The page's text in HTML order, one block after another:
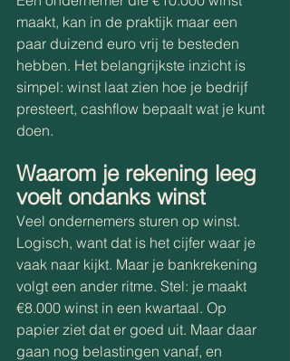
maakt, kan in de praktijk maar een
paar duizend euro vrij te besteden
hebben. Het belangrijkste inzicht is
simpel: winst laat zien hoe je bedrijf
presteert, cashflow bepaalt wat je kunt
doen.
Waarom je rekening leeg
voelt ondanks winst
Veel ondernemers sturen op winst.
Logisch, want dat is het cijfer waar je
vaak naar kijkt. Maar je bankrekening
volgt een ander ritme. Stel: je maakt
€8.000 winst in een kwartaal. Op
papier ziet dat er goed uit. Maar daar
gaan nog belastingen vanaf, en